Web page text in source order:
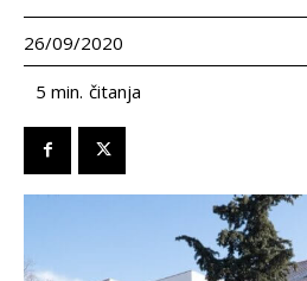
26/09/2020
5 min. čitanja